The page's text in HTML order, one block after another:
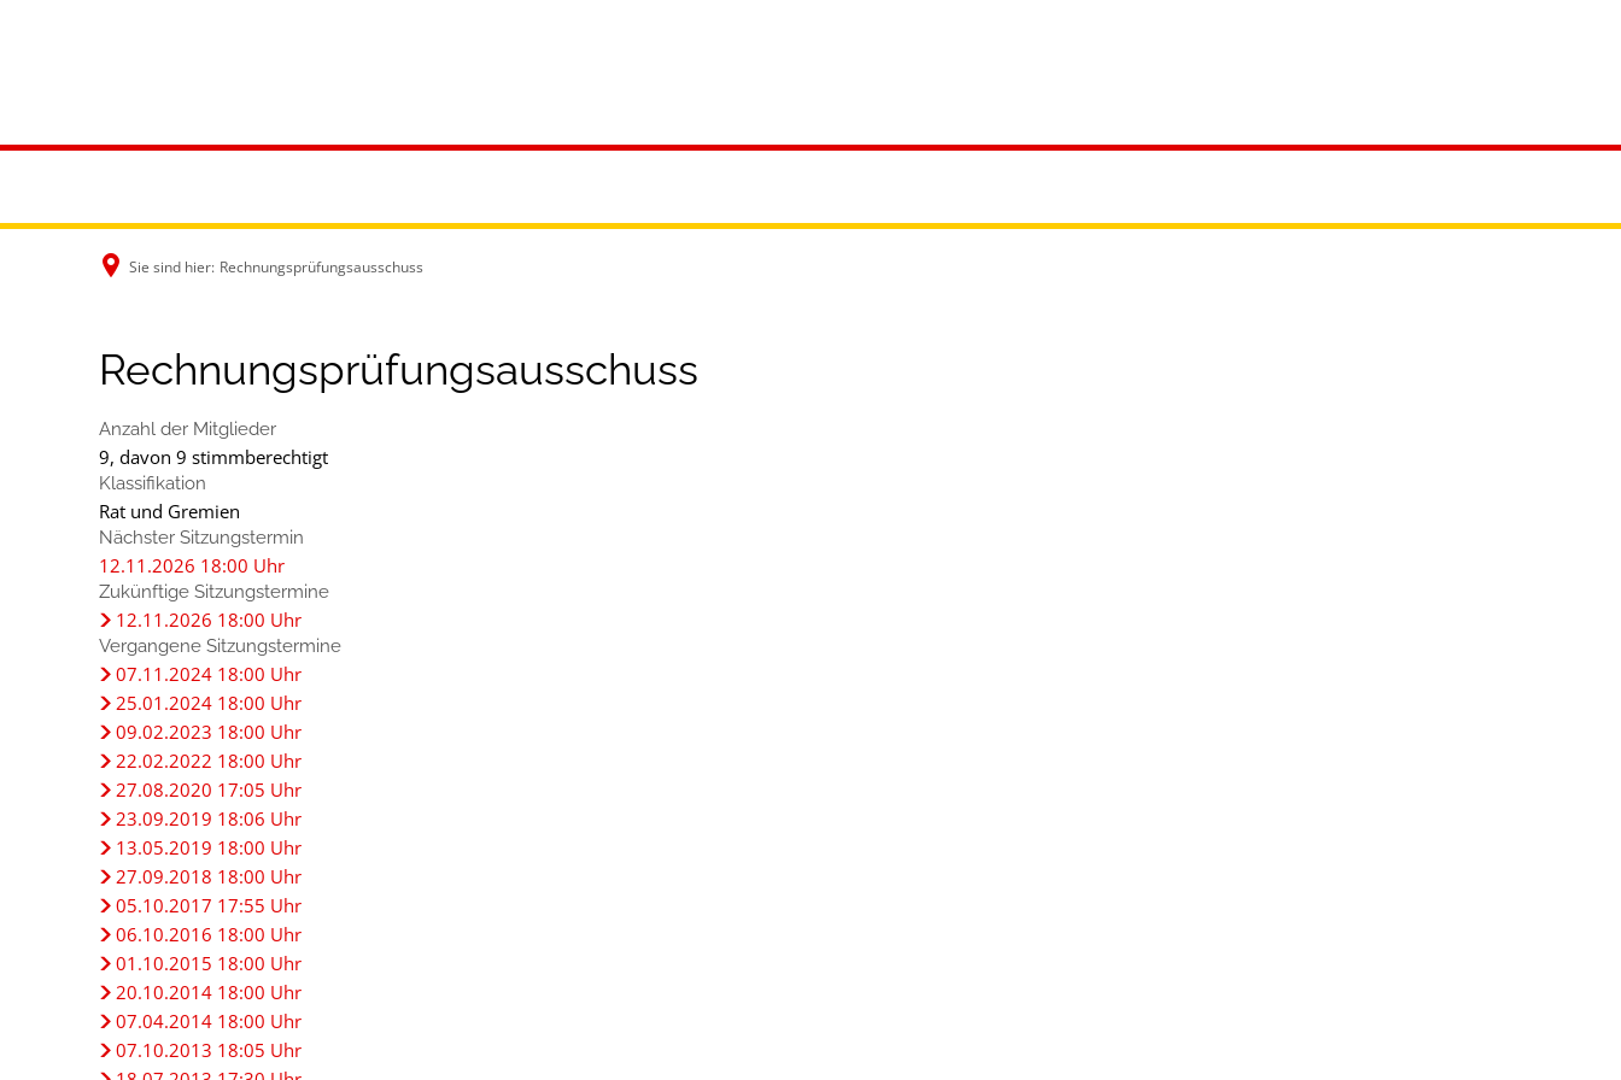
Sie sind hier: Rechnungsprüfungsausschuss
Rechnungsprüfungsausschuss
Anzahl der Mitglieder
9, davon 9 stimmberechtigt
Klassifikation
Rat und Gremien
Nächster Sitzungstermin
12.11.2026 18:00 Uhr
Zukünftige Sitzungstermine
12.11.2026 18:00 Uhr
Vergangene Sitzungstermine
07.11.2024 18:00 Uhr
25.01.2024 18:00 Uhr
09.02.2023 18:00 Uhr
22.02.2022 18:00 Uhr
27.08.2020 17:05 Uhr
23.09.2019 18:06 Uhr
13.05.2019 18:00 Uhr
27.09.2018 18:00 Uhr
05.10.2017 17:55 Uhr
06.10.2016 18:00 Uhr
01.10.2015 18:00 Uhr
20.10.2014 18:00 Uhr
07.04.2014 18:00 Uhr
07.10.2013 18:05 Uhr